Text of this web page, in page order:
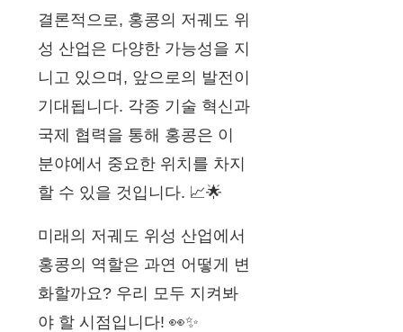
결론적으로, 홍콩의 저궤도 위
성 산업은 다양한 가능성을 지
니고 있으며, 앞으로의 발전이
기대됩니다. 각종 기술 혁신과
국제 협력을 통해 홍콩은 이
분야에서 중요한 위치를 차지
할 수 있을 것입니다. 📈🌟
미래의 저궤도 위성 산업에서
홍콩의 역할은 과연 어떻게 변
화할까요? 우리 모두 지켜봐
야 할 시점입니다! 👀✨